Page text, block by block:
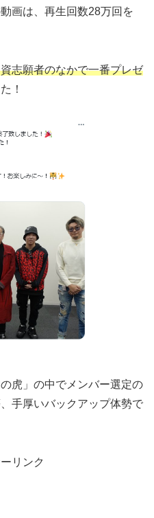
画は、再生回数28万回を
志願者のなかで一番プレゼ
！
虎」の中でメンバー選定の
手厚いバックアップ体勢で
リンク